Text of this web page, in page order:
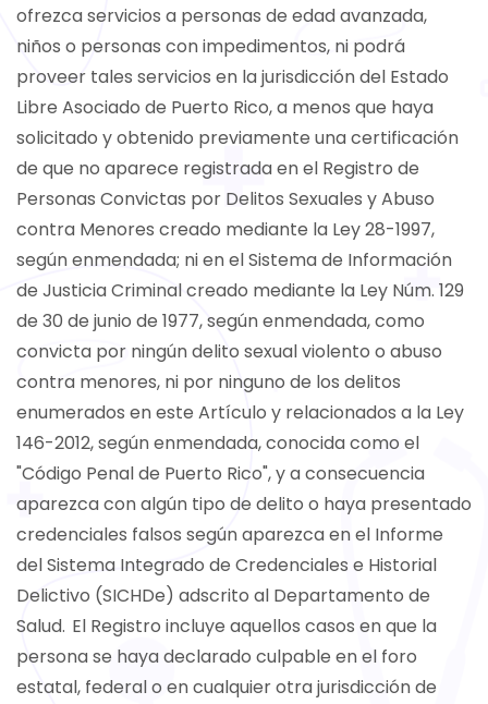
ofrezca servicios a personas de edad avanzada,
niños o personas con impedimentos, ni podrá
proveer tales servicios en la jurisdicción del Estado
Libre Asociado de Puerto Rico, a menos que haya
solicitado y obtenido previamente una certificación
de que no aparece registrada en el Registro de
Personas Convictas por Delitos Sexuales y Abuso
contra Menores creado mediante la Ley 28-1997,
según enmendada; ni en el Sistema de Información
de Justicia Criminal creado mediante la Ley Núm. 129
de 30 de junio de 1977, según enmendada, como
convicta por ningún delito sexual violento o abuso
contra menores, ni por ninguno de los delitos
enumerados en este Artículo y relacionados a la Ley
146-2012, según enmendada, conocida como el
"Código Penal de Puerto Rico", y a consecuencia
aparezca con algún tipo de delito o haya presentado
credenciales falsos según aparezca en el Informe
del Sistema Integrado de Credenciales e Historial
Delictivo (SICHDe) adscrito al Departamento de
Salud. El Registro incluye aquellos casos en que la
persona se haya declarado culpable en el foro
estatal, federal o en cualquier otra jurisdicción de